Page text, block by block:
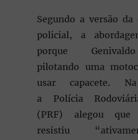
Segundo a versão da
policial, a
porque
pilotando uma
usar capacete.
a Polícia
(PRF) alegou que
resistiu